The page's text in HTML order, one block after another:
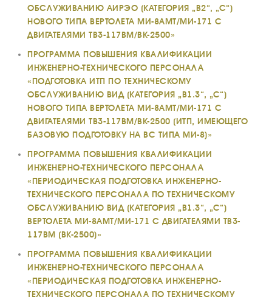
УСЛУГИ
СЕРВИС
ИНФРАСТРУКТУРА
ОБУЧЕНИЕ
ИНСТРУКТОРЫ
ПРОДАЖА
ПРОДАЖА АТИ
НОВОСТИ
RU EN
ОБСЛУЖИВАНИЮ АИРЭО (КАТЕГОРИЯ „В2“, „С“)
НОВОГО ТИПА ВЕРТОЛЕТА МИ-8АМТ/МИ-171 С
ДВИГАТЕЛЯМИ ТВ3-117ВМ/ВК-2500»
ПРОГРАММА ПОВЫШЕНИЯ КВАЛИФИКАЦИИ
ИНЖЕНЕРНО-ТЕХНИЧЕСКОГО ПЕРСОНАЛА
«ПОДГОТОВКА ИТП ПО ТЕХНИЧЕСКОМУ
ОБСЛУЖИВАНИЮ ВИД (КАТЕГОРИЯ „В1.3“, „С“)
НОВОГО ТИПА ВЕРТОЛЕТА МИ-8АМТ/МИ-171 С
ДВИГАТЕЛЯМИ ТВ3-117ВМ/ВК-2500 (ИТП, ИМЕЮЩЕГО
БАЗОВУЮ ПОДГОТОВКУ НА ВС ТИПА МИ-8)»
ПРОГРАММА ПОВЫШЕНИЯ КВАЛИФИКАЦИИ
ИНЖЕНЕРНО-ТЕХНИЧЕСКОГО ПЕРСОНАЛА
«ПЕРИОДИЧЕСКАЯ ПОДГОТОВКА ИНЖЕНЕРНО-
ТЕХНИЧЕСКОГО ПЕРСОНАЛА ПО ТЕХНИЧЕСКОМУ
ОБСЛУЖИВАНИЮ ВИД (КАТЕГОРИЯ „В1.3“, „С“)
ВЕРТОЛЕТА МИ-8АМТ/МИ-171 С ДВИГАТЕЛЯМИ ТВ3-
117ВМ (ВК-2500)»
ПРОГРАММА ПОВЫШЕНИЯ КВАЛИФИКАЦИИ
ИНЖЕНЕРНО-ТЕХНИЧЕСКОГО ПЕРСОНАЛА
«ПЕРИОДИЧЕСКАЯ ПОДГОТОВКА ИНЖЕНЕРНО-
ТЕХНИЧЕСКОГО ПЕРСОНАЛА ПО ТЕХНИЧЕСКОМУ